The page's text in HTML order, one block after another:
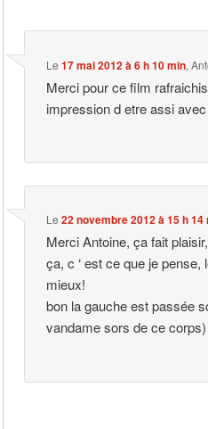
Le17 mai 2012 à 6 h 10 min,
Merci pour ce film
impression d etre assi
Le22 novembre 2012 à 15 h 14
Merci Antoine, ça fait
ça, c ‘ est ce que je
mieux!
bon la gauche est passée
vandame sors de ce